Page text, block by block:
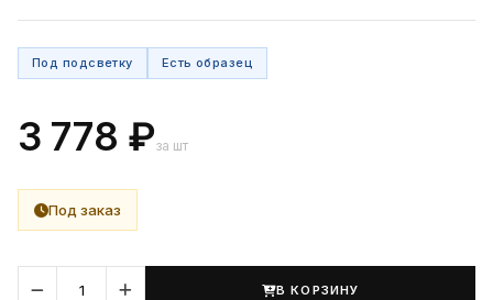
Под подсветку Есть образец
3 778 ₽за шт
Под заказ
В КОРЗИНУ